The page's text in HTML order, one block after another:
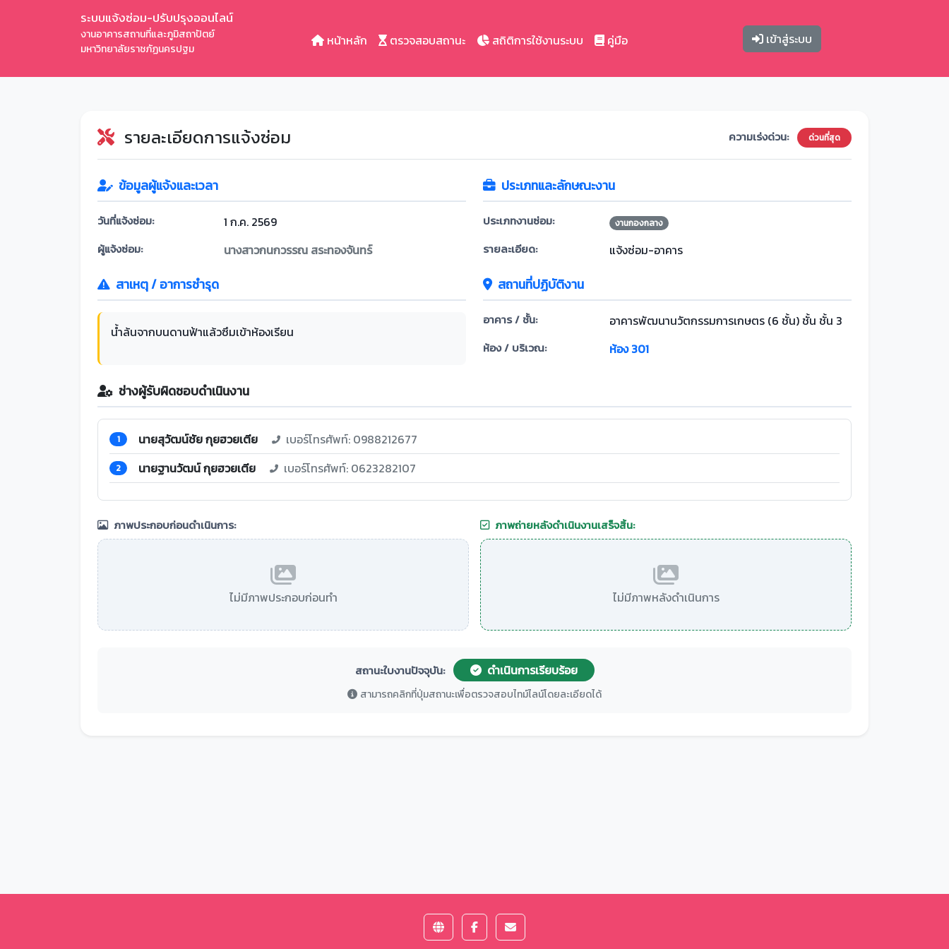
ระบบแจ้งซ่อม-ปรับปรุงออนไลน์
งานอาคารสถานที่และภูมิสถาปัตย์
มหาวิทยาลัยราชภัฏนครปฐม
หน้าหลัก ตรวจสอบสถานะ สถิติการใช้งานระบบ คู่มือ เข้าสู่ระบบ
รายละเอียดการแจ้งซ่อม ความเร่งด่วน: ด่วนที่สุด
ข้อมูลผู้แจ้งและเวลา
วันที่แจ้งซ่อม: 1 ก.ค. 2569
ผู้แจ้งซ่อม: นางสาวกนกวรรณ สระทองจันทร์
ประเภทและลักษณะงาน
ประเภทงานซ่อม: งานกองกลาง
รายละเอียด: แจ้งซ่อม-อาคาร
สาเหตุ / อาการชำรุด
น้ำล้นจากบนดานฟ้าแล้วซึมเข้าห้องเรียน
สถานที่ปฏิบัติงาน
อาคาร / ชั้น: อาคารพัฒนานวัตกรรมการเกษตร (6 ชั้น) ชั้น ชั้น 3
ห้อง / บริเวณ: ห้อง 301
ช่างผู้รับผิดชอบดำเนินงาน
1 นายสุวัฒน์ชัย กุยฮวยเตีย เบอร์โทรศัพท์: 0988212677
2 นายฐานวัฒน์ กุยฮวยเตีย เบอร์โทรศัพท์: 0623282107
ภาพประกอบก่อนดำเนินการ:
ไม่มีภาพประกอบก่อนทำ
ภาพถ่ายหลังดำเนินงานเสร็จสิ้น:
ไม่มีภาพหลังดำเนินการ
สถานะใบงานปัจจุบัน: ดำเนินการเรียบร้อย
สามารถคลิกที่ปุ่มสถานะเพื่อตรวจสอบไทม์ไลน์โดยละเอียดได้